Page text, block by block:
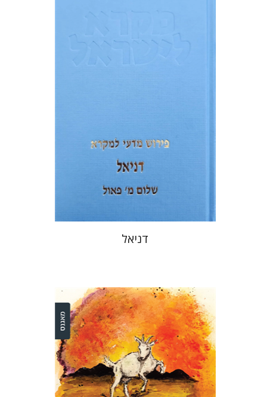
הנחת אתר ספר מודפס
$44
דניאל
דינה שטיין